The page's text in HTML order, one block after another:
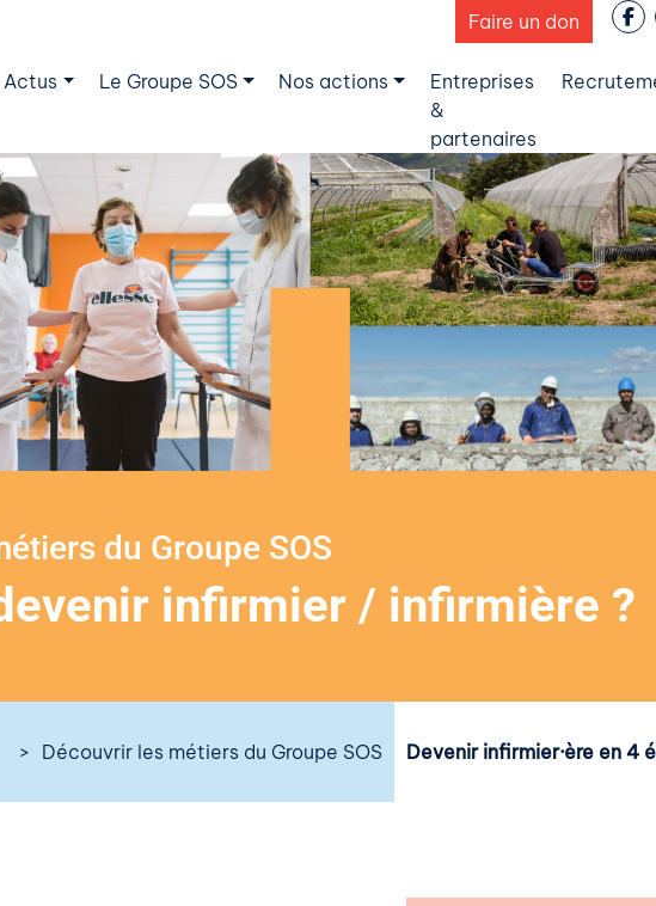
Faire un don
Actus Le Groupe SOS Nos actions
Entreprises
&
partenaires
du Groupe SOS
infirmier / infirmière ?
Découvrir les métiers du Groupe SOS Devenir infirmier·ère en 4